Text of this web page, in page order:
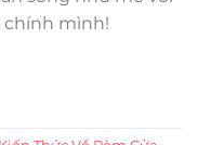
mình!